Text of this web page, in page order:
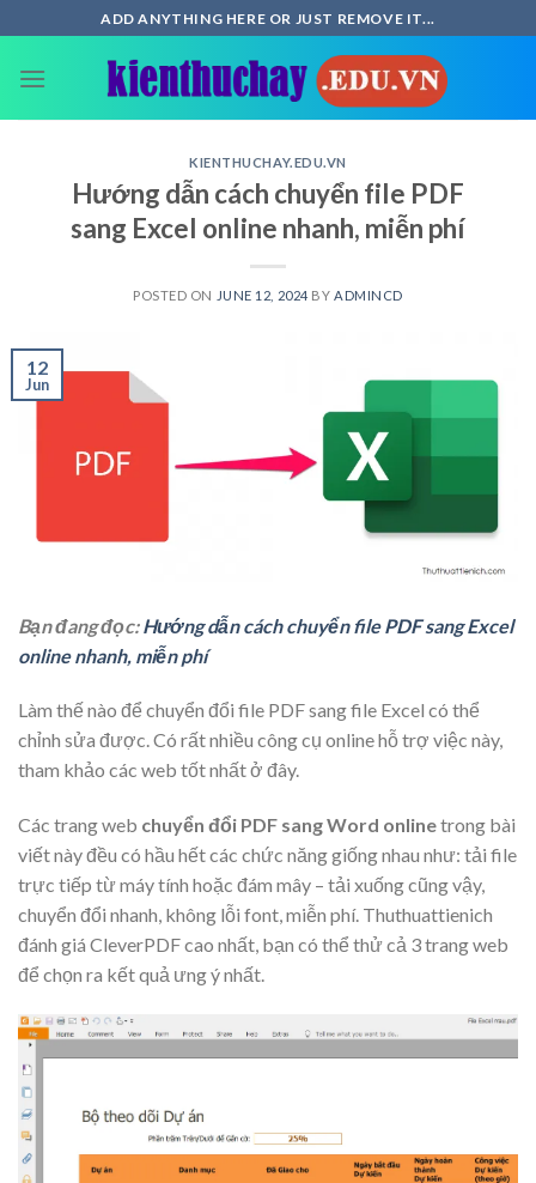
to
content
ADD ANYTHING HERE OR JUST REMOVE IT...
KIENTHUCHAY.EDU.VN
Hướng dẫn cách chuyển file PDF
sang Excel online nhanh, miễn phí
POSTED ON JUNE 12, 2024 BY ADMINCD
12
Jun
Bạn đang đọc:Hướng dẫn cách chuyển file PDF sang Excel
online nhanh, miễn phí
Làm thế nào để chuyển đổi file PDF sang file Excel có thể
chỉnh sửa được. Có rất nhiều công cụ online hỗ trợ việc này,
tham khảo các web tốt nhất ở đây.
Các trang web chuyển đổi PDF sang Word onlinetrong bài
viết này đều có hầu hết các chức năng giống nhau như: tải file
trực tiếp từ máy tính hoặc đám mây – tải xuống cũng vậy,
chuyển đổi nhanh, không lỗi font, miễn phí. Thuthuattienich
đánh giá CleverPDF cao nhất, bạn có thể thử cả 3 trang web
để chọn ra kết quả ưng ý nhất.